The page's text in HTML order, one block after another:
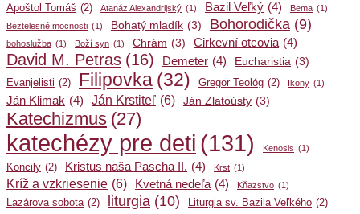
Apoštol Tomáš (2) Atanáz Alexandrijský (1) Bazil Veľký (4) Bema (1)
Beztelesné mocnosti (1) Bohatý mladík (3) Bohorodička (9)
bohoslužba (1) Boží syn (1) Chrám (3) Cirkevní otcovia (4)
David M. Petras (16) Demeter (4) Eucharistia (3)
Evanjelisti (2) Filipovka (32) Gregor Teológ (2) Ikony (1)
Ján Klimak (4) Ján Krstiteľ (6) Ján Zlatoústy (3)
Katechizmus (27)
katechézy pre deti (131) Kenosis (1)
Koncily (2) Kristus naša Pascha II. (4) Krst (1)
Kríž a vzkriesenie (6) Kvetná nedeľa (4) Kňazstvo (1)
Lazárova sobota (2) liturgia (10) Liturgia sv. Bazila Veľkého (2)